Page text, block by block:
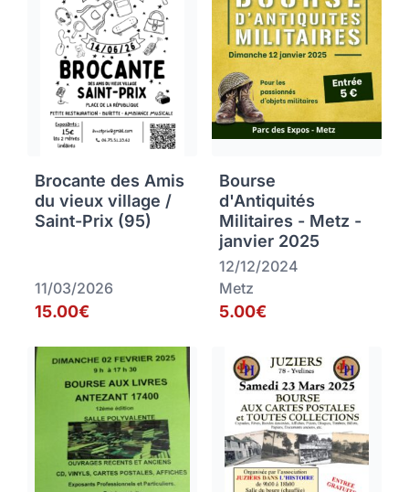
Brocante des Amis
du vieux village /
Saint-Prix (95)
11/03/2026
15.00€
Bourse
d'Antiquités
Militaires - Metz -
janvier 2025
12/12/2024
Metz
5.00€